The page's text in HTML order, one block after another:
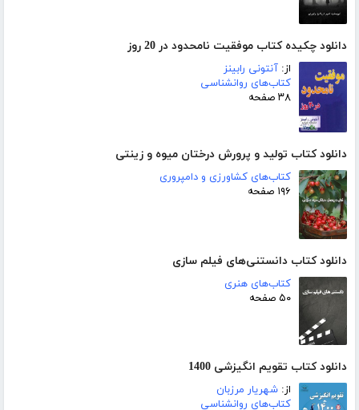
دانلود چکیده کتاب موفقیت نامحدود در 20 روز
از: آنتونی رابینز
کتاب‌های روانشناسی
۳۸ صفحه
دانلود کتاب تولید و پرورش درختان میوه و زینتی
کتاب‌های کشاورزی و دامپروری
۱۹۶ صفحه
دانلود کتاب دانستنی‌های فیلم سازی
کتاب‌های هنری
۵۰ صفحه
دانلود کتاب تقویم انگیزشی 1400
از: شهریار مرزبان
کتاب‌های روانشناسی